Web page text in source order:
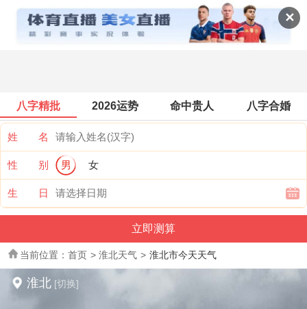
✕
全国天气
八字精批 2026运势 命中贵人 八字合婚
姓 名
性 别 男 女
生 日
当前位置： 首页 > 淮北天气 > 淮北市今天天气
淮北 [切换]